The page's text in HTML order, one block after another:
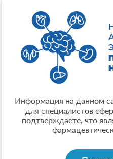
Место работы:
ФГБУ «НМХЦ им. Н. И.
Город:
Москва
Опыт:
кандидат медицинских
кардиологическим
реанимации и
врач-терапевт ФГБУ
болезней Института
Информация на данном
для специалистов
подтверждаете, что